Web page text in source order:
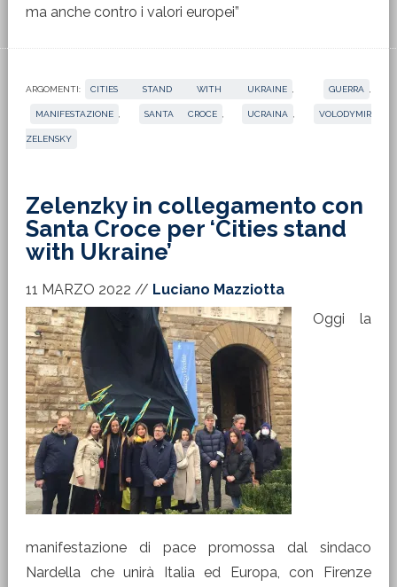
ma anche contro i valori europei”
ARGOMENTI: CITIES STAND WITH UKRAINE GUERRA
MANIFESTAZIONE SANTA CROCE UCRAINA VOLODYMIR
ZELENSKY
Zelenzky in collegamento con
Santa Croce per ‘Cities stand
with Ukraine’
11 MARZO 2022 // Luciano Mazziotta
Oggi la
manifestazione di pace promossa dal sindaco
Nardella che unirà Italia ed Europa, con Firenze